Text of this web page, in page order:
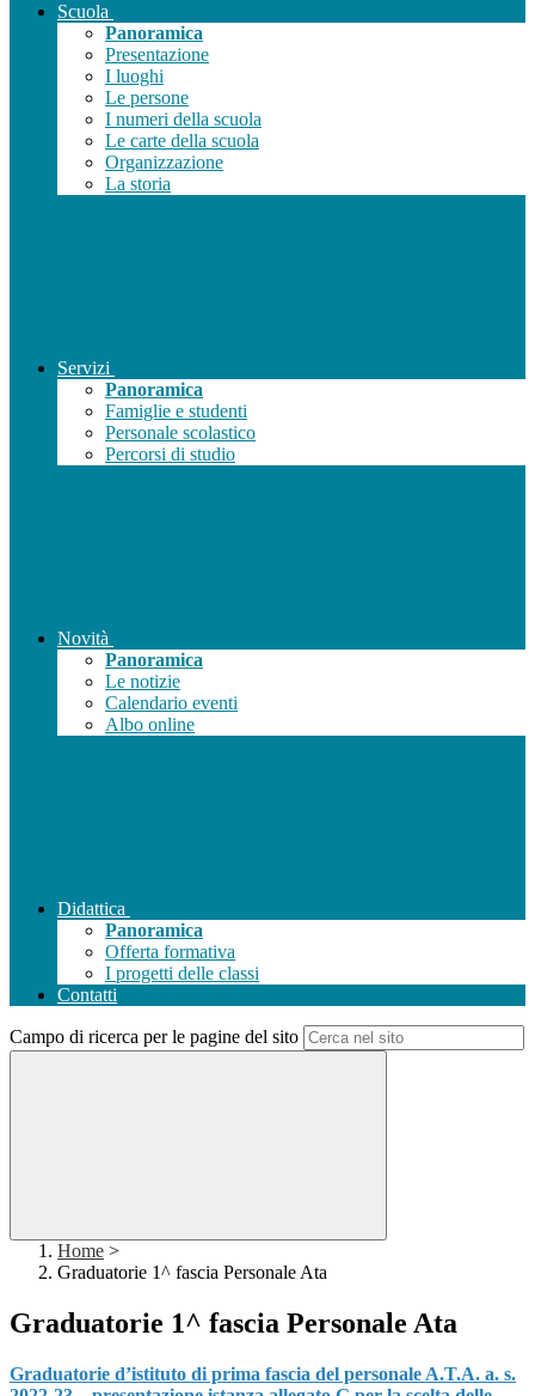
Scuola
Panoramica
Presentazione
I luoghi
Le persone
I numeri della scuola
Le carte della scuola
Organizzazione
La storia
Servizi
Panoramica
Famiglie e studenti
Personale scolastico
Percorsi di studio
Novità
Panoramica
Le notizie
Calendario eventi
Albo online
Didattica
Panoramica
Offerta formativa
I progetti delle classi
Contatti
Campo di ricerca per le pagine del sito
Home >
Graduatorie 1^ fascia Personale Ata
Graduatorie 1^ fascia Personale Ata
Graduatorie d’istituto di prima fascia del personale A.T.A. a. s.